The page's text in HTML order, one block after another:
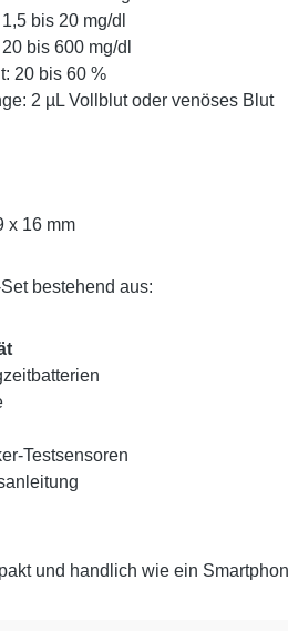
bis 20 mg/dl
bis 600 mg/dl
20 bis 60 %
2 µL Vollblut oder venöses Blut
x 16 mm
bestehend aus:
Testsensoren
und handlich wie ein